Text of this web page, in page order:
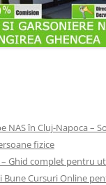
NAS în Cluj-Napoca –
fizice
– Ghid complet pentru
Bune Cursuri Online